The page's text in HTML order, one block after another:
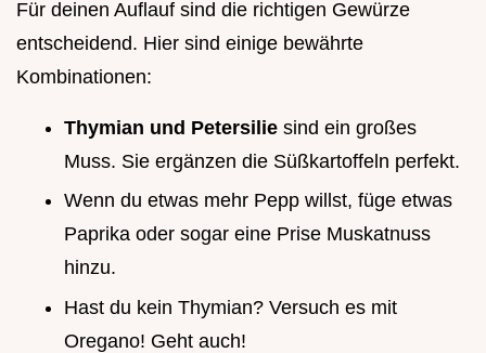
Für deinen Auflauf sind die richtigen Gewürze
entscheidend. Hier sind einige bewährte
Kombinationen:
Thymian und Petersilie sind ein großes
Muss. Sie ergänzen die Süßkartoffeln perfekt.
Wenn du etwas mehr Pepp willst, füge etwas
Paprika oder sogar eine Prise Muskatnuss
hinzu.
Hast du kein Thymian? Versuch es mit
Oregano! Geht auch!